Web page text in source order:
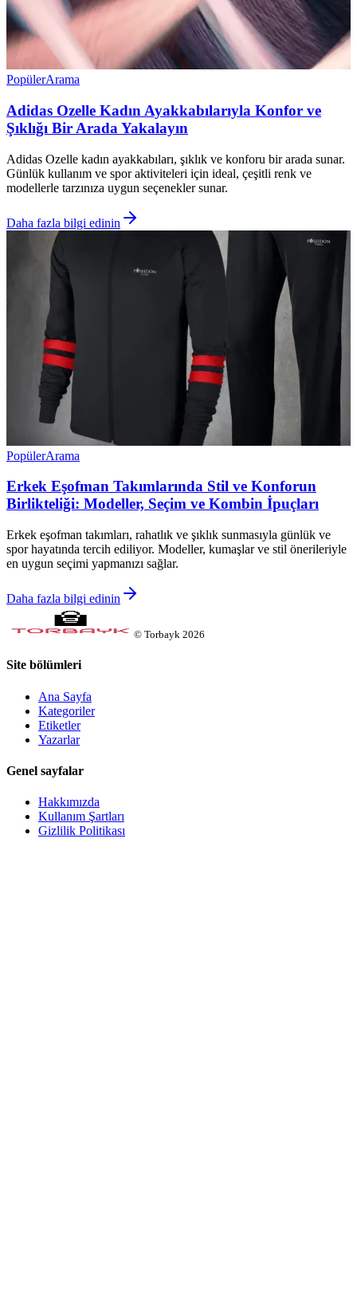
PopülerArama
Adidas Ozelle Kadın Ayakkabılarıyla Konfor ve
Şıklığı Bir Arada Yakalayın
Adidas Ozelle kadın ayakkabıları, şıklık ve konforu bir arada sunar.
Günlük kullanım ve spor aktiviteleri için ideal, çeşitli renk ve
modellerle tarzınıza uygun seçenekler sunar.
Daha fazla bilgi edinin
PopülerArama
Erkek Eşofman Takımlarında Stil ve Konforun
Birlikteliği: Modeller, Seçim ve Kombin İpuçları
Erkek eşofman takımları, rahatlık ve şıklık sunmasıyla günlük ve
spor hayatında tercih ediliyor. Modeller, kumaşlar ve stil önerileriyle
en uygun seçimi yapmanızı sağlar.
Daha fazla bilgi edinin
© Torbayk 2026
Site bölümleri
Ana Sayfa
Kategoriler
Etiketler
Yazarlar
Genel sayfalar
Hakkımızda
Kullanım Şartları
Gizlilik Politikası